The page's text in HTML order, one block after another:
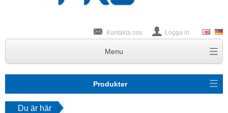
Logga in
Kontakta oss
Produkter
Du är här